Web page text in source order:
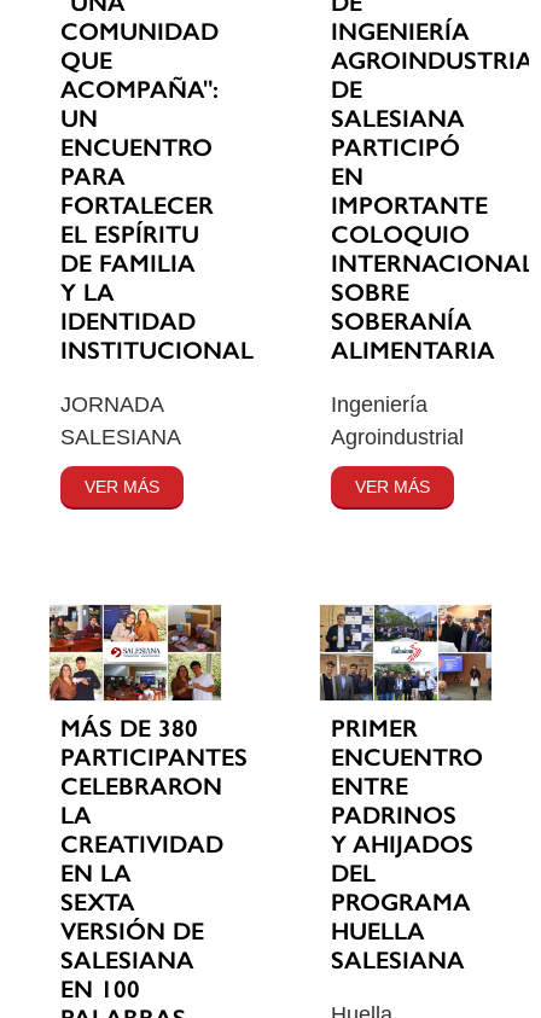
COMUNIDAD
QUE
ACOMPAÑA":
UN
ENCUENTRO
PARA
FORTALECER
EL ESPÍRITU
DE FAMILIA
Y LA
IDENTIDAD
INSTITUCIONAL
JORNADA
SALESIANA
VER MÁS
INGENIERÍA
DE
SALESIANA
PARTICIPÓ
EN
IMPORTANTE
COLOQUIO
INTERNACIONAL
SOBRE
SOBERANÍA
ALIMENTARIA
Ingeniería
Agroindustrial
VER MÁS
MÁS DE 380
PARTICIPANTES
CELEBRARON
LA
CREATIVIDAD
EN LA
SEXTA
VERSIÓN DE
SALESIANA
EN 100
PRIMER
ENCUENTRO
ENTRE
PADRINOS
Y AHIJADOS
DEL
PROGRAMA
HUELLA
SALESIANA